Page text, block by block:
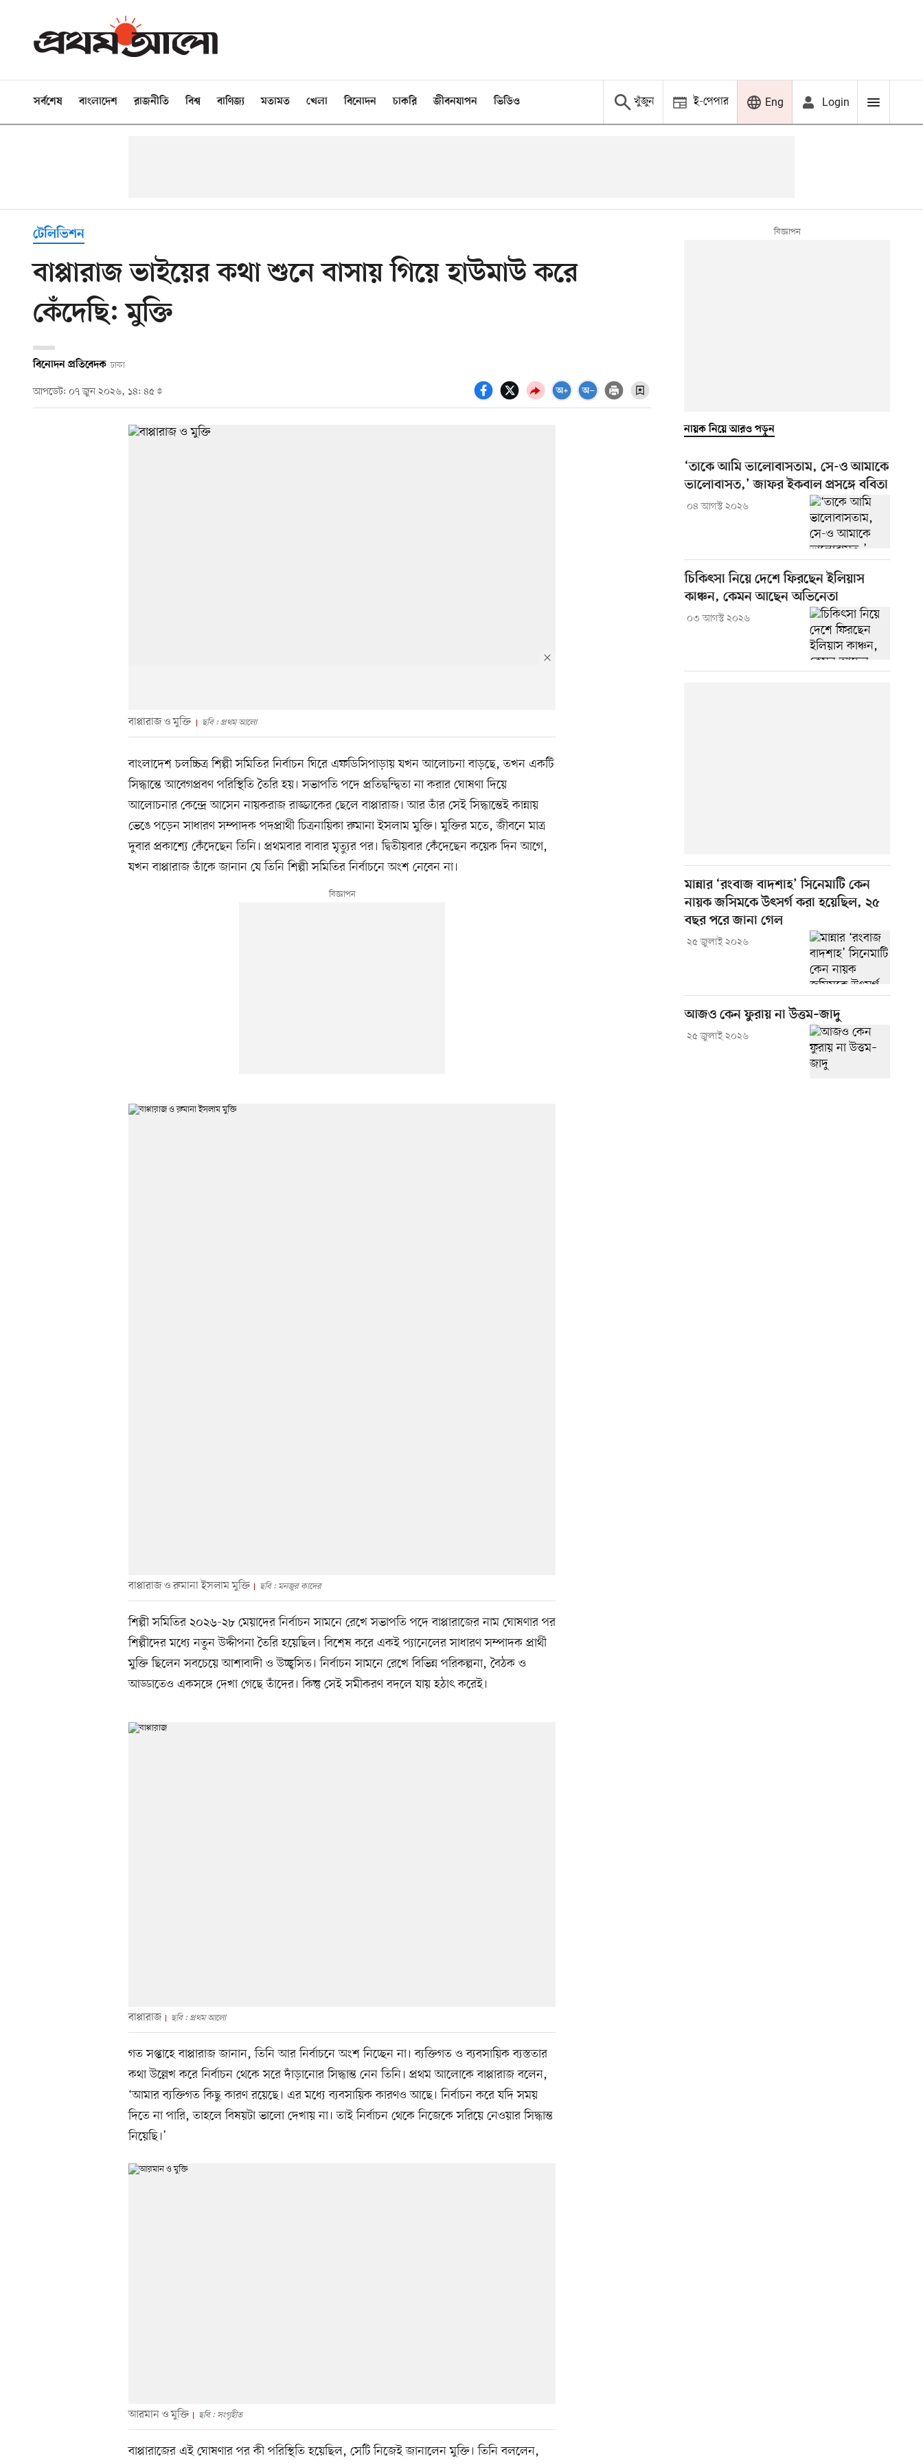
সর্বশেষ বাংলাদেশ রাজনীতি বিশ্ব বাণিজ্য মতামত খেলা বিনোদন চাকরি জীবনযাপন ভিডিও খুঁজুন ই-পেপার Eng Login
টেলিভিশন
বাপ্পারাজ ভাইয়ের কথা শুনে বাসায় গিয়ে হাউমাউ করে
কেঁদেছি: মুক্তি
বিনোদন প্রতিবেদক ঢাকা
আপডেট: ০৭ জুন ২০২৬, ১৪: ৪৫
বাপ্পারাজ ও মুক্তি ছবি : প্রথম আলো
বাংলাদেশ চলচ্চিত্র শিল্পী সমিতির নির্বাচন ঘিরে এফডিসিপাড়ায় যখন আলোচনা বাড়ছে, তখন একটি
সিদ্ধান্তে আবেগপ্রবণ পরিস্থিতি তৈরি হয়। সভাপতি পদে প্রতিদ্বন্দ্বিতা না করার ঘোষণা দিয়ে
আলোচনার কেন্দ্রে আসেন নায়করাজ রাজ্জাকের ছেলে বাপ্পারাজ। আর তাঁর সেই সিদ্ধান্তেই কান্নায়
ভেঙে পড়েন সাধারণ সম্পাদক পদপ্রার্থী চিত্রনায়িকা রুমানা ইসলাম মুক্তি। মুক্তির মতে, জীবনে মাত্র
দুবার প্রকাশ্যে কেঁদেছেন তিনি। প্রথমবার বাবার মৃত্যুর পর। দ্বিতীয়বার কেঁদেছেন কয়েক দিন আগে,
যখন বাপ্পারাজ তাঁকে জানান যে তিনি শিল্পী সমিতির নির্বাচনে অংশ নেবেন না।
বাপ্পারাজ ও রুমানা ইসলাম মুক্তি ছবি : মনজুর কাদের
শিল্পী সমিতির ২০২৬-২৮ মেয়াদের নির্বাচন সামনে রেখে সভাপতি পদে বাপ্পারাজের নাম ঘোষণার পর
শিল্পীদের মধ্যে নতুন উদ্দীপনা তৈরি হয়েছিল। বিশেষ করে একই প্যানেলের সাধারণ সম্পাদক প্রার্থী
মুক্তি ছিলেন সবচেয়ে আশাবাদী ও উচ্ছ্বসিত। নির্বাচন সামনে রেখে বিভিন্ন পরিকল্পনা, বৈঠক ও
আড্ডাতেও একসঙ্গে দেখা গেছে তাঁদের। কিন্তু সেই সমীকরণ বদলে যায় হঠাৎ করেই।
বাপ্পারাজ ছবি : প্রথম আলো
গত সপ্তাহে বাপ্পারাজ জানান, তিনি আর নির্বাচনে অংশ নিচ্ছেন না। ব্যক্তিগত ও ব্যবসায়িক ব্যস্ততার
কথা উল্লেখ করে নির্বাচন থেকে সরে দাঁড়ানোর সিদ্ধান্ত নেন তিনি। প্রথম আলোকে বাপ্পারাজ বলেন,
‘আমার ব্যক্তিগত কিছু কারণ রয়েছে। এর মধ্যে ব্যবসায়িক কারণও আছে। নির্বাচন করে যদি সময়
দিতে না পারি, তাহলে বিষয়টা ভালো দেখায় না। তাই নির্বাচন থেকে নিজেকে সরিয়ে নেওয়ার সিদ্ধান্ত
নিয়েছি।’
আরমান ও মুক্তি ছবি : সংগৃহীত
বাপ্পারাজের এই ঘোষণার পর কী পরিস্থিতি হয়েছিল, সেটি নিজেই জানালেন মুক্তি। তিনি বললেন,
নায়ক নিয়ে আরও পড়ুন
‘তাকে আমি ভালোবাসতাম, সে-ও আমাকে
ভালোবাসত,’ জাফর ইকবাল প্রসঙ্গে ববিতা
০৪ আগস্ট ২০২৬
চিকিৎসা নিয়ে দেশে ফিরছেন ইলিয়াস
কাঞ্চন, কেমন আছেন অভিনেতা
০৩ আগস্ট ২০২৬
মান্নার ‘রংবাজ বাদশাহ’ সিনেমাটি কেন
নায়ক জসিমকে উৎসর্গ করা হয়েছিল, ২৫
বছর পরে জানা গেল
২৫ জুলাই ২০২৬
আজও কেন ফুরায় না উত্তম–জাদু
২৫ জুলাই ২০২৬